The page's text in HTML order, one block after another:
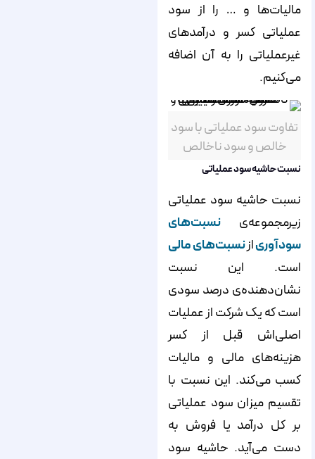
مالیات­‌ها و … را از سود
عملیاتی کسر و درآمدهای
غیرعملیاتی را به آن اضافه
می‌­کنیم.
تفاوت سود عملیاتی با سود
خالص و سود ناخالص
نسبت حاشیه سود عملیاتی
نسبت حاشیه سود عملیاتی
زیرمجموعه‌ی نسبت‌های
سودآوریازنسبت‌های مالی
است. این نسبت
نشان‌دهنده‌ی درصد سودی
است که یک شرکت از عملیات
اصلی‌اش قبل از کسر
هزینه‌های مالی و مالیات
کسب می‌کند. این نسبت با
تقسیم میزان سود عملیاتی
بر کل درآمد یا فروش به
دست می‌آید. حاشیه سود